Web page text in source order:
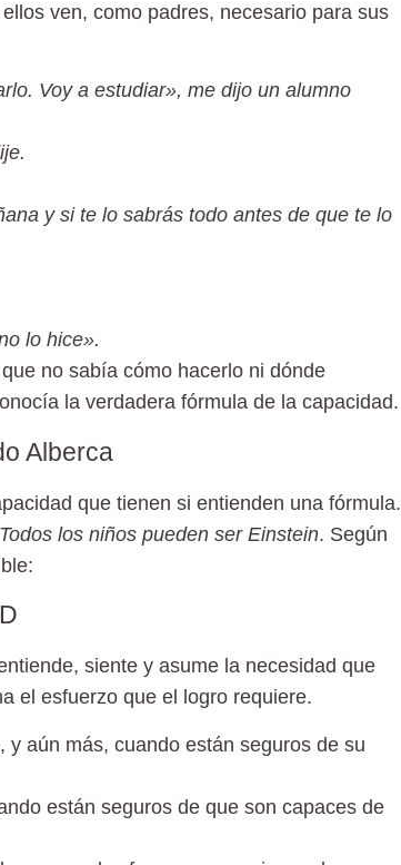
ven, como padres, necesario para sus
Voy a estudiar», me dijo un alumno
y si te lo sabrás todo antes de que te lo
lo hice».
no sabía cómo hacerlo ni dónde
la verdadera fórmula de la capacidad.
Alberca
que tienen si entienden una fórmula.
Todos los niños pueden ser Einstein. Según
siente y asume la necesidad que
el esfuerzo que el logro requiere.
y aún más, cuando están seguros de su
están seguros de que son capaces de